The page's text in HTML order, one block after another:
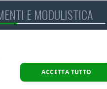
E MODULISTICA
CDI
trasparente
ai lavoratoriACCETTA TUTTO